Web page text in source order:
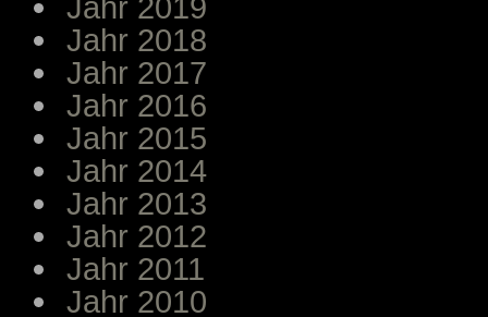
Jahr 2019
Jahr 2018
Jahr 2017
Jahr 2016
Jahr 2015
Jahr 2014
Jahr 2013
Jahr 2012
Jahr 2011
Jahr 2010